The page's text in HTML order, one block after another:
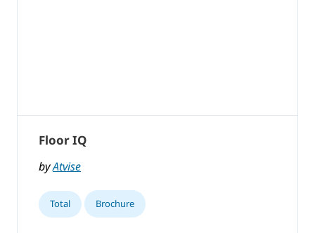
Floor IQ
byAtvise
Total Brochure